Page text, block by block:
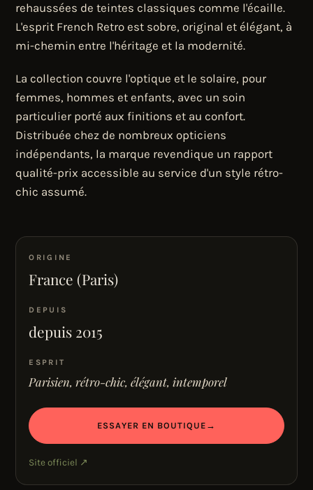
rehaussées de teintes classiques comme l'écaille.
L'esprit French Retro est sobre, original et élégant, à
mi-chemin entre l'héritage et la modernité.
La collection couvre l'optique et le solaire, pour
femmes, hommes et enfants, avec un soin
particulier porté aux finitions et au confort.
Distribuée chez de nombreux opticiens
indépendants, la marque revendique un rapport
qualité-prix accessible au service d'un style rétro-
chic assumé.
ORIGINE
France (Paris)
DEPUIS
depuis 2015
ESPRIT
Parisien, rétro-chic, élégant, intemporel
ESSAYER EN BOUTIQUE →
Site officiel ↗